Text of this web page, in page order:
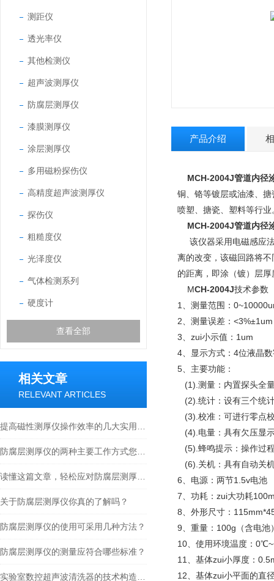
测距仪
透光率仪
其他检测仪
超声波测厚仪
防腐层测厚仪
漆膜测厚仪
涂层测厚仪
多用磁粉探伤仪
高精度超声波测厚仪
探伤仪
粗糙度仪
光泽度仪
气体检测系列
硬度计
查看全部
相关文章
RELEVANT ARTICLES
关于防腐层测厚仪你真的了解吗？
防腐层测厚仪的使用可采用几种方法？
防腐层测厚仪的测量应符合哪些标准？
产品介绍
MCH-2004J管道内径
铜、铬等镀层或油漆、
喷塑、搪瓷、塑料等行业
MCH-2004J管道内径
该仪器采用电磁感应法
离的改变，该磁回路将
的距离，即涂（镀）层厚
MCH-2004J技术参数
1、测量范围：
2、测量误差：<3%±1um
3、zui小示值：1um
4、显示方式：4位液晶
5、主要功能：
(1).测量：内置探头全
(2).统计：设有三个统
(3).校准：可进行零点
(4).电量：具有欠压显
(5).蜂鸣提示：操作过
(6).关机：具有自动关
6、电源：两节1.5v电池
7、功耗：zui大功耗
8、外形尺寸：
9、重量：100g（含电池
10、使用环境温度：
11、基体zui小厚度：
12、基体zui小平面的直